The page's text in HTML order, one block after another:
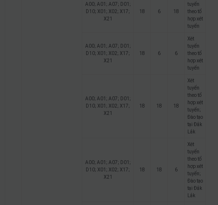
A00; A01; A07; D01;
D10; X01; X02; X17;
X21
18 6 18
tuyển
theo tổ
hợp xét
tuyển
A00; A01; A07; D01;
D10; X01; X02; X17;
X21
18 6 6
Xét
tuyển
theo tổ
hợp xét
tuyển
A00; A01; A07; D01;
D10; X01; X02; X17;
X21
18 18 18
Xét
tuyển
theo tổ
hợp xét
tuyển;
Đào tạo
tại Đắk
Lắk
A00; A01; A07; D01;
D10; X01; X02; X17;
X21
18 18 6
Xét
tuyển
theo tổ
hợp xét
tuyển;
Đào tạo
tại Đắk
Lắk